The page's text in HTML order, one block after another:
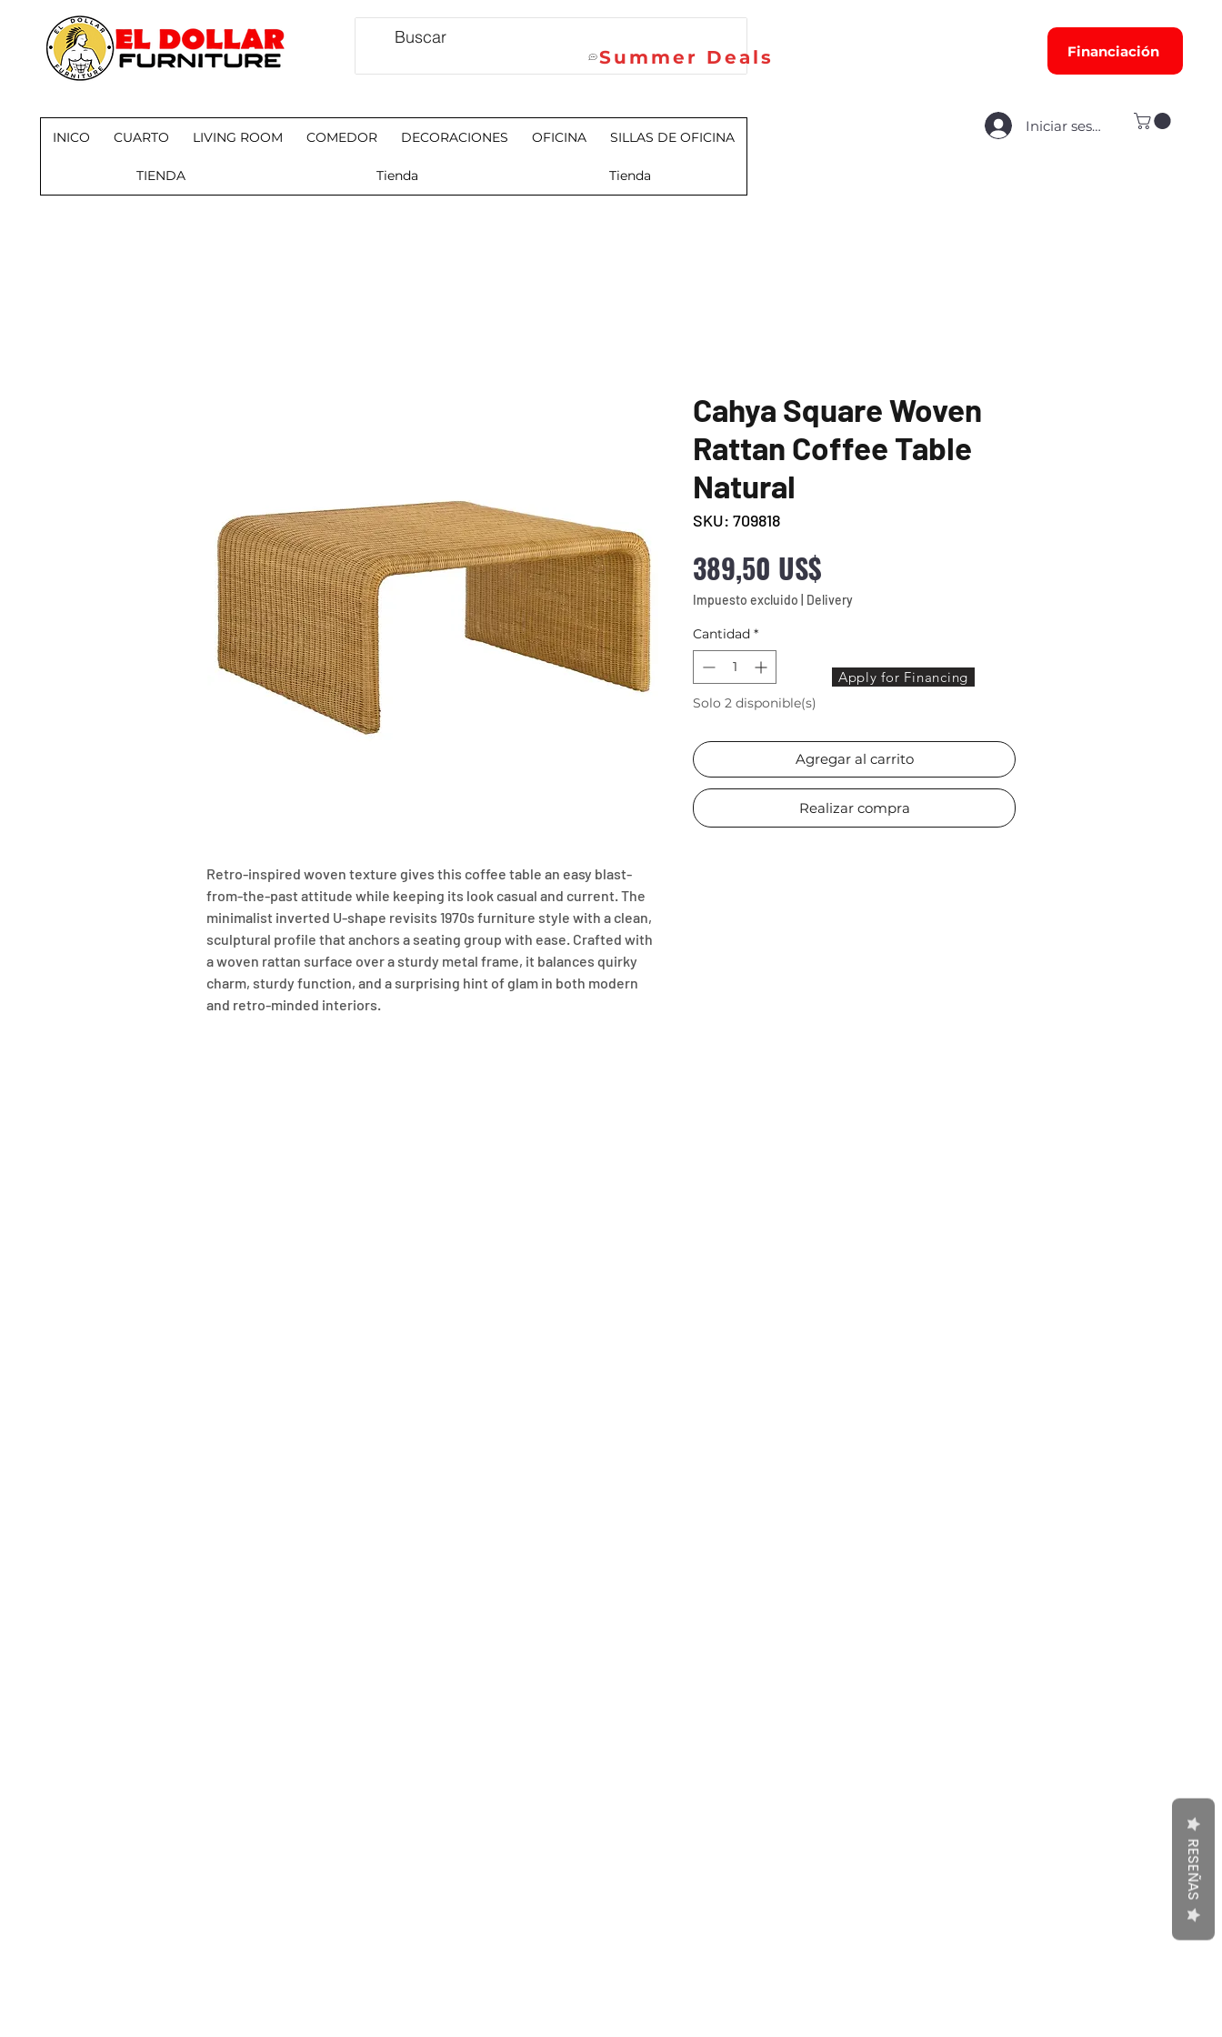
Summer Deals Financiación
INICO CUARTO LIVING ROOM COMEDOR DECORACIONES OFICINA SILLAS DE OFICINA
TIENDA Tienda Tienda
Iniciar sesión
Retro-inspired woven texture gives this coffee table an easy blast-
from-the-past attitude while keeping its look casual and current. The
minimalist inverted U-shape revisits 1970s furniture style with a clean,
sculptural profile that anchors a seating group with ease. Crafted with
a woven rattan surface over a sturdy metal frame, it balances quirky
charm, sturdy function, and a surprising hint of glam in both modern
and retro-minded interiors.
Cahya Square Woven
Rattan Coffee Table
Natural
SKU: 709818
389,50 US$
Impuesto excluido Delivery
Cantidad *
Solo 2 disponible(s)
Agregar al carrito
Realizar compra
Apply for Financing
RESEÑAS